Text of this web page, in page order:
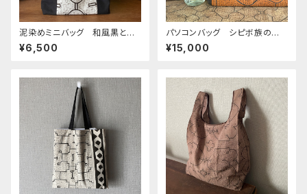
泥染めミニバッグ 和風黒と
梅 シピボ族の泥染め オリジ
ナルバッグ A4幅
¥6,500
パソコンバッグ シピボ族の泥
染めを手縫いキルト 本革の持
ち手
¥15,000